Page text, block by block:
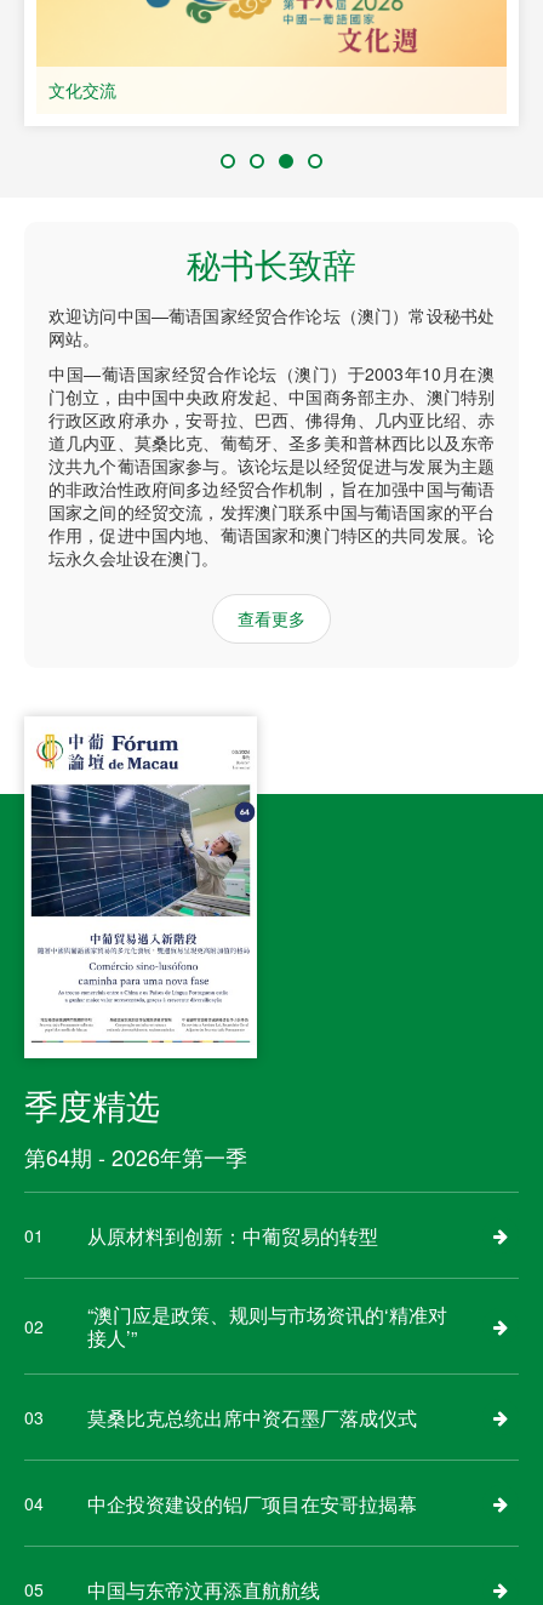
文化交流
秘书长致辞
欢迎访问中国—葡语国家经贸合作论坛（澳门）常设秘书处
网站。
中国—葡语国家经贸合作论坛（澳门）于2003年10月在澳
门创立，由中国中央政府发起、中国商务部主办、澳门特别
行政区政府承办，安哥拉、巴西、佛得角、几内亚比绍、赤
道几内亚、莫桑比克、葡萄牙、圣多美和普林西比以及东帝
汶共九个葡语国家参与。该论坛是以经贸促进与发展为主题
的非政治性政府间多边经贸合作机制，旨在加强中国与葡语
国家之间的经贸交流，发挥澳门联系中国与葡语国家的平台
作用，促进中国内地、葡语国家和澳门特区的共同发展。论
坛永久会址设在澳门。
查看更多
季度精选
第64期 - 2026年第一季
01 从原材料到创新：中葡贸易的转型
02
“澳门应是政策、规则与市场资讯的‘精准对
接人’”
03 莫桑比克总统出席中资石墨厂落成仪式
04 中企投资建设的铝厂项目在安哥拉揭幕
05 中国与东帝汶再添直航航线